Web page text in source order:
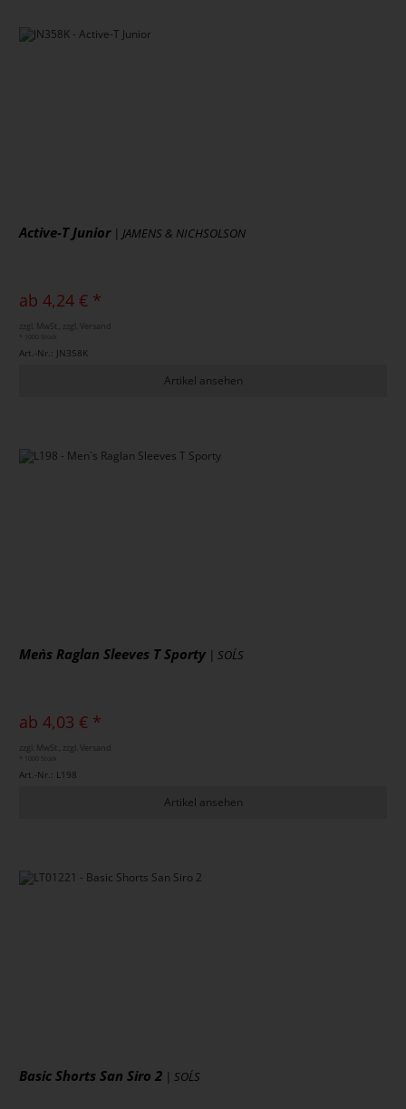
Active-T Junior| JAMENS & NICHSOLSON
ab 4,24 € *
zzgl. MwSt., zzgl. Versand
Art.-Nr.: JN358K
Artikel ansehen
Men`s Raglan Sleeves T Sporty | SOL´S
ab 4,03 € *
zzgl. MwSt., zzgl. Versand
Art.-Nr.: L198
Artikel ansehen
Basic Shorts San Siro 2 | SOL´S